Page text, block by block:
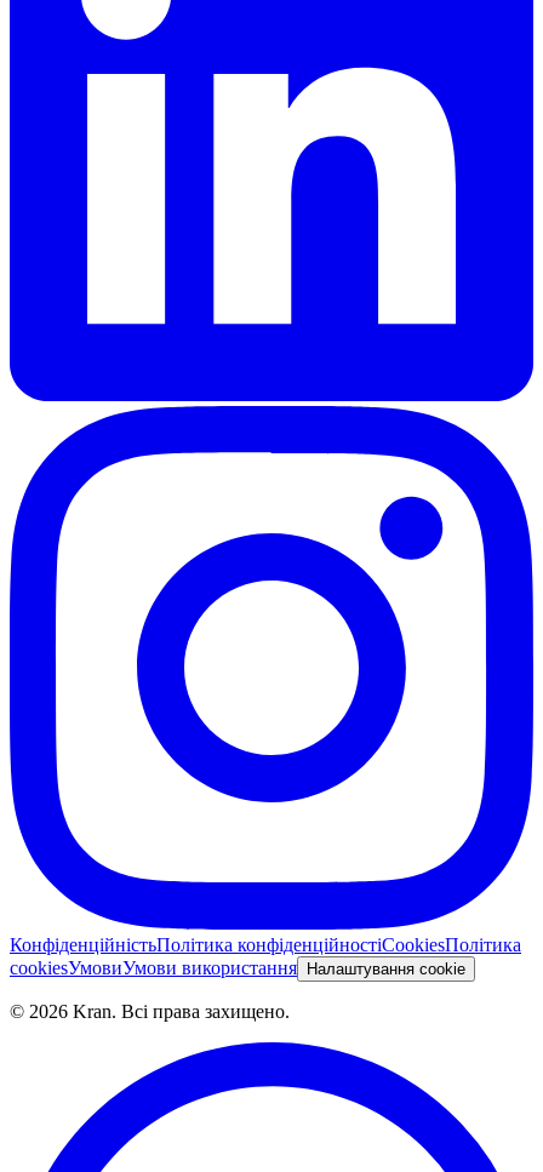
КонфіденційністьПолітика конфіденційностіCookiesПолітика
cookiesУмовиУмови використання Налаштування cookie
© 2026 Kran. Всі права захищено.